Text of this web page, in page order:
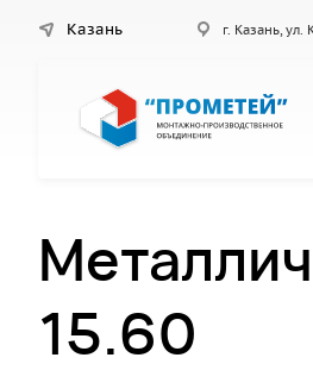
Казань г. Казань, ул.
15.60